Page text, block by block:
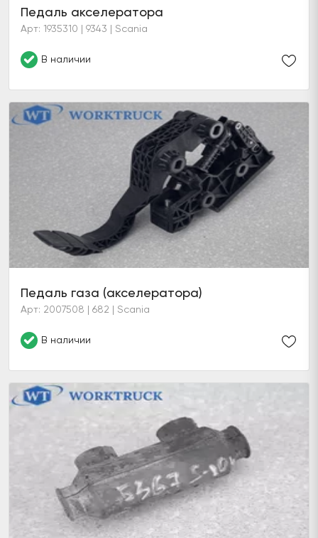
Педаль акселератора
Арт: 1935310 | 9343 | Scania
В наличии
Педаль газа (акселератора)
Арт: 2007508 | 682 | Scania
В наличии